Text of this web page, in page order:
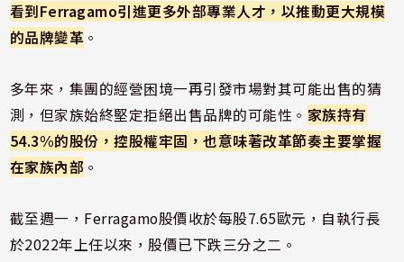
看到Ferragamo引進更多外部專業人才，以推動更大規模
的品牌變革 。
多年來，集團的經營困境一再引發市場對其可能出售的猜
測，但家族始終堅定拒絕出售品牌的可能性。 家族持有
54.3%的股份，控股權牢固，也意味著改革節奏主要掌握
在家族內部 。
截至週一，Ferragamo股價收於每股7.65歐元，自執行長
於2022年上任以來，股價已下跌三分之二。